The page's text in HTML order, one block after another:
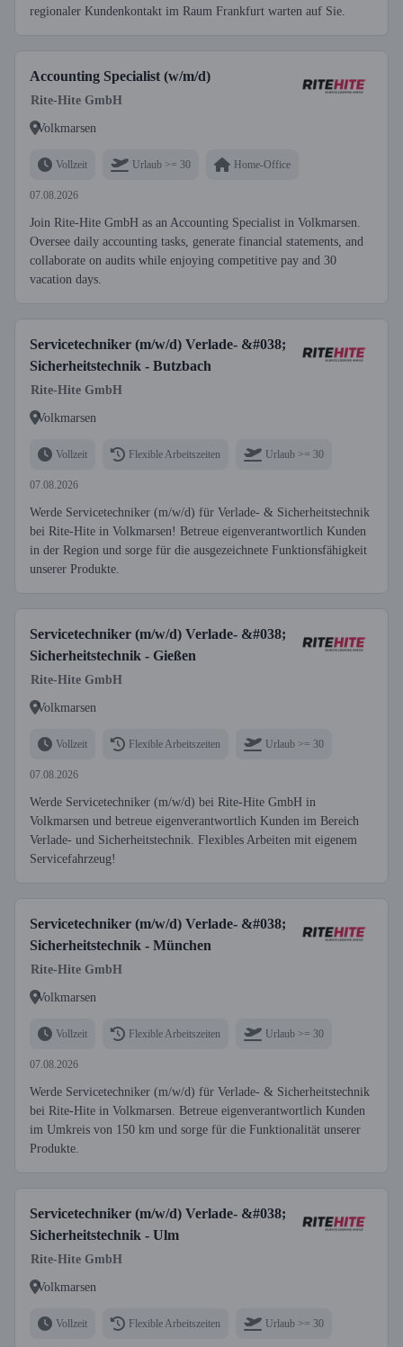
regionaler Kundenkontakt im Raum Frankfurt warten auf Sie.
Accounting Specialist (w/m/d)
Rite-Hite GmbH
Volkmarsen
Vollzeit Urlaub >= 30 Home-Office
07.08.2026
Join Rite-Hite GmbH as an Accounting Specialist in Volkmarsen.
Oversee daily accounting tasks, generate financial statements, and
collaborate on audits while enjoying competitive pay and 30
vacation days.
Servicetechniker (m/w/d) Verlade- &#038;
Sicherheitstechnik - Butzbach
Rite-Hite GmbH
Volkmarsen
Vollzeit Flexible Arbeitszeiten Urlaub >= 30
07.08.2026
Werde Servicetechniker (m/w/d) für Verlade- & Sicherheitstechnik
bei Rite-Hite in Volkmarsen! Betreue eigenverantwortlich Kunden
in der Region und sorge für die ausgezeichnete Funktionsfähigkeit
unserer Produkte.
Servicetechniker (m/w/d) Verlade- &#038;
Sicherheitstechnik - Gießen
Rite-Hite GmbH
Volkmarsen
Vollzeit Flexible Arbeitszeiten Urlaub >= 30
07.08.2026
Werde Servicetechniker (m/w/d) bei Rite-Hite GmbH in
Volkmarsen und betreue eigenverantwortlich Kunden im Bereich
Verlade- und Sicherheitstechnik. Flexibles Arbeiten mit eigenem
Servicefahrzeug!
Servicetechniker (m/w/d) Verlade- &#038;
Sicherheitstechnik - München
Rite-Hite GmbH
Volkmarsen
Vollzeit Flexible Arbeitszeiten Urlaub >= 30
07.08.2026
Werde Servicetechniker (m/w/d) für Verlade- & Sicherheitstechnik
bei Rite-Hite in Volkmarsen. Betreue eigenverantwortlich Kunden
im Umkreis von 150 km und sorge für die Funktionalität unserer
Produkte.
Servicetechniker (m/w/d) Verlade- &#038;
Sicherheitstechnik - Ulm
Rite-Hite GmbH
Volkmarsen
Vollzeit Flexible Arbeitszeiten Urlaub >= 30